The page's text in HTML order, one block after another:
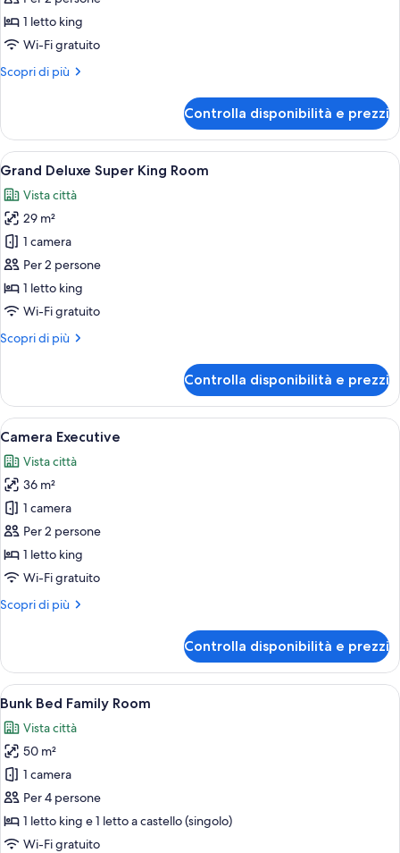
King
Room
1 letto king
Wi-Fi gratuito
Scopri di più
Altri
King
Room
Controlla disponibilità e prezzi
Apri
tutte
le
foto
per
Grand
Deluxe
Super
Room
Camera d'albergo con un letto
6
Grand Deluxe Super King Room
Vista città
29 m²
1 camera
Per 2 persone
1 letto king
Wi-Fi gratuito
Scopri di più
Altri
Deluxe
Super
King
Controlla disponibilità e prezzi
Apri
tutte
le
foto
per
Camera
Executive
Camera d'albergo moderna con un
8
Camera Executive
Vista città
36 m²
1 camera
Per 2 persone
1 letto king
Wi-Fi gratuito
Scopri di più
Altri
Executive
Controlla disponibilità e prezzi
Apri
tutte
le
foto
per
Bunk
Bed
Family
Una camera d'albergo con un letto,
8
Bunk Bed Family Room
Vista città
50 m²
1 camera
Per 4 persone
1 letto king e 1 letto a castello (singolo)
Wi-Fi gratuito